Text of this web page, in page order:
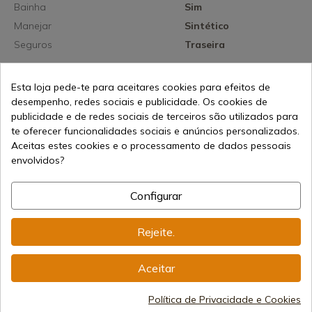
Bainha
Sim
Manejar
Sintético
Seguros
Traseira
Produtos relacionados
REF: 384-GF REF: 384-LF
Cudeman
de Sobrevivência
REF: 323-L
Esta loja pede-te para aceitares cookies para efeitos de
desempenho, redes sociais e publicidade. Os cookies de
publicidade e de redes sociais de terceiros são utilizados para
te oferecer funcionalidades sociais e anúncios personalizados.
Aceitas estes cookies e o processamento de dados pessoais
envolvidos?
Configurar
Rejeite.
Aceitar
Política de Privacidade e Cookies